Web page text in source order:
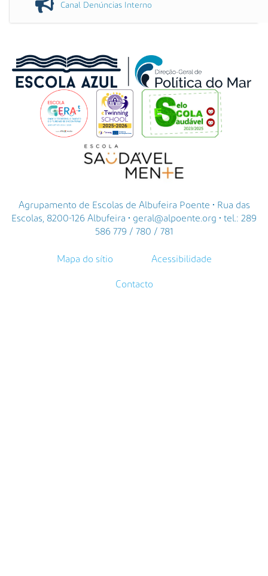
Canal Denúncias Interno
Agrupamento de Escolas de Albufeira Poente • Rua das
Escolas, 8200-126 Albufeira • geral@alpoente.org • tel.: 289
586 779 / 780 / 781
Mapa do sítio Acessibilidade
Contacto